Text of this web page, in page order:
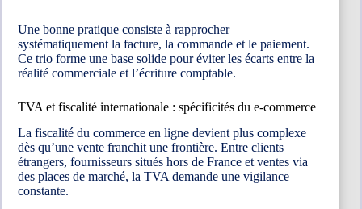
Une bonne pratique consiste à rapprocher
systématiquement la facture, la commande et le paiement.
Ce trio forme une base solide pour éviter les écarts entre la
réalité commerciale et l’écriture comptable.
TVA et fiscalité internationale : spécificités du e-commerce
La fiscalité du commerce en ligne devient plus complexe
dès qu’une vente franchit une frontière. Entre clients
étrangers, fournisseurs situés hors de France et ventes via
des places de marché, la TVA demande une vigilance
constante.